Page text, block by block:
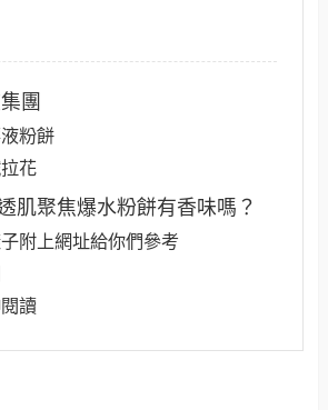
團
粉餅
花
肌聚焦爆水粉餅有香味嗎？
附上網址給你們參考
讀